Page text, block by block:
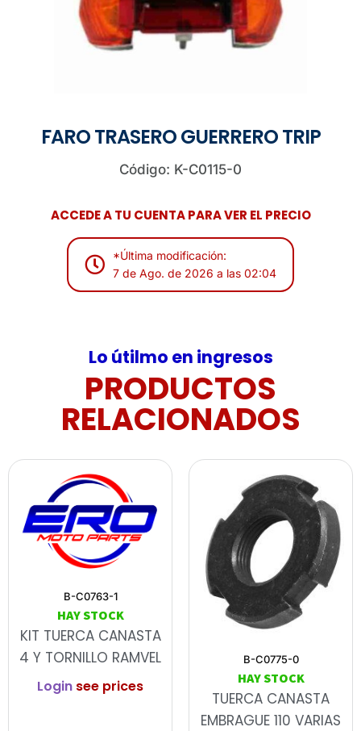
FARO TRASERO GUERRERO TRIP
Código: K-C0115-0
ACCEDE A TU CUENTA PARA VER EL PRECIO
*Última modificación:
7 de Ago. de 2026 a las 02:04
Lo útilmo en ingresos
PRODUCTOS
RELACIONADOS
B-C0763-1
HAY STOCK
KIT TUERCA CANASTA
4 Y TORNILLO RAMVEL
Login see prices
B-C0775-0
HAY STOCK
TUERCA CANASTA
EMBRAGUE 110 VARIAS